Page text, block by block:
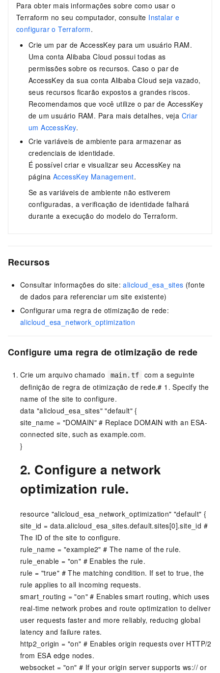
Para obter mais informações sobre como usar o
Terraform no seu computador, consulte Instalar e
configurar o Terraform.
Crie um par de AccessKey para um usuário RAM.
Uma conta Alibaba Cloud possui todas as
permissões sobre os recursos. Caso o par de
AccessKey da sua conta Alibaba Cloud seja vazado,
seus recursos ficarão expostos a grandes riscos.
Recomendamos que você utilize o par de AccessKey
de um usuário RAM. Para mais detalhes, veja Criar
um AccessKey.
Crie variáveis de ambiente para armazenar as
credenciais de identidade.
É possível criar e visualizar seu AccessKey na
página AccessKey Management.
Se as variáveis de ambiente não estiverem
configuradas, a verificação de identidade falhará
durante a execução do modelo do Terraform.
Recursos
Consultar informações do site:alicloud_esa_sites (fonte
de dados para referenciar um site existente)
Configurar uma regra de otimização de rede:
alicloud_esa_network_optimization
Configure uma regra de otimização de rede
Crie um arquivo chamado main.tf
com a seguinte
definição de regra de otimização de rede.# 1. Specify the
name of the site to configure.
data "alicloud_esa_sites" "default" {
site_name = "DOMAIN" # Replace DOMAIN with an ESA-
connected site, such as example.com.
}
2. Configure a network
optimization rule.
resource "alicloud_esa_network_optimization" "default" {
site_id = data.alicloud_esa_sites.default.sites[0].site_id #
The ID of the site to configure.
rule_name = "example2" # The name of the rule.
rule_enable = "on" # Enables the rule.
rule = "true" # The matching condition. If set to true, the
rule applies to all incoming requests.
smart_routing = "on" # Enables smart routing, which uses
real-time network probes and route optimization to deliver
user requests faster and more reliably, reducing global
latency and failure rates.
http2_origin = "on" # Enables origin requests over HTTP/2
from ESA edge nodes.
websocket = "on" # If your origin server supports ws:// or